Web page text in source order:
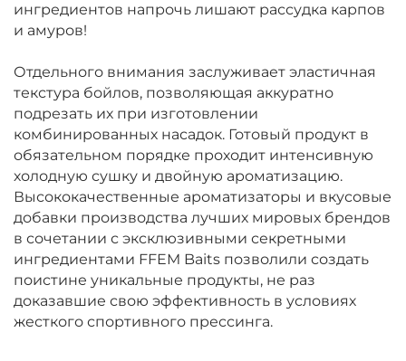
ингредиентов напрочь лишают рассудка карпов
и амуров!
Отдельного внимания заслуживает эластичная
текстура бойлов, позволяющая аккуратно
подрезать их при изготовлении
комбинированных насадок. Готовый продукт в
обязательном порядке проходит интенсивную
холодную сушку и двойную ароматизацию.
Высококачественные ароматизаторы и вкусовые
добавки производства лучших мировых брендов
в сочетании с эксклюзивными секретными
ингредиентами FFEM Baits позволили создать
поистине уникальные продукты, не раз
доказавшие свою эффективность в условиях
жесткого спортивного прессинга.